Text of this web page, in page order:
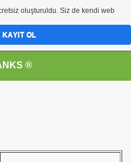
®
oluşturuldu. Siz de kendi web
KAYIT OL